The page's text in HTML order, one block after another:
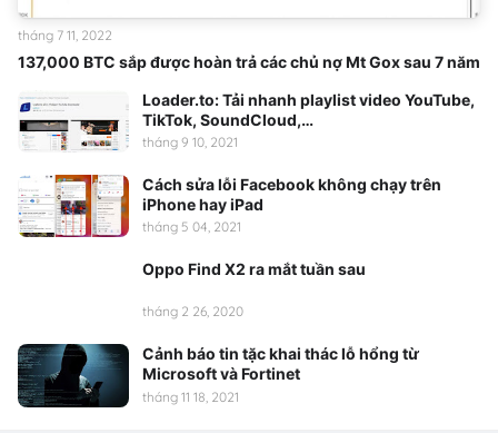
137,000 BTC sắp được hoàn trả các chủ nợ Mt Gox sau 7 năm
tháng 7 11, 2022
Loader.to: Tải nhanh playlist video YouTube,
TikTok, SoundCloud,…
tháng 9 10, 2021
Cách sửa lỗi Facebook không chạy trên
iPhone hay iPad
tháng 5 04, 2021
Oppo Find X2 ra mắt tuần sau
tháng 2 26, 2020
Cảnh báo tin tặc khai thác lỗ hổng từ
Microsoft và Fortinet
tháng 11 18, 2021